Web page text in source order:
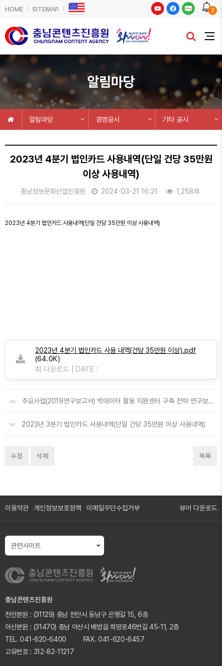
HOME SITEMAP 2
알림마당
알림마당 경영공시 기타 공시
2023년 4분기 법인카드 사용내역(단일 건당 35만원
이상 사용내역)
충남정보문화산업진흥원 2024-03-21 16:21 1,258회
2023년 4분기 법인카드 사용내역(단일 건당 35만원 이상 사용내역)
2023년 4분기 법인카드 사용 내역(건당 35만원 이상).pdf
(64.0K)
회 다운로드 DATE :
주요사업(2019연구보고서) 빅데이터 활용 지원센터 구축 전략 연구보고서(공개용)
2023년 3분기 법인카드 사용내역(단일 건당 35만원 이상 사용내역)
수정 삭제 목록
이용약관 개인정보보호정책 이메일무단수집거부 뷰어 다운로드
충남콘텐츠진흥원
천안본원 : (31129) 충남 천안시 동남구 은행길 15, 6층
아산분원 : (31470) 충남 아산시 배방읍 희망로46번길 45-11, 2층
TEL. 041-620-6400
FAX. 041-620-6457
고유번호 : 312-82-11217